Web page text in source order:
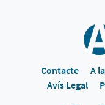
Contacte A
Avís Legal